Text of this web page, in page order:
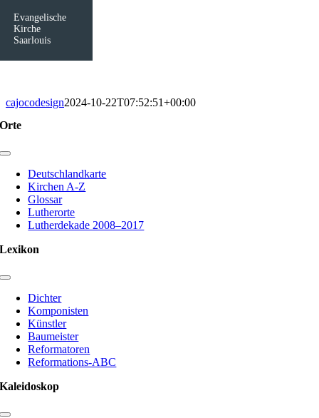
Evangelische
Kirche
Saarlouis
cajocodesign2024-10-22T07:52:51+00:00
Orte
Toggle
NavigationDeutschlandkarte
Kirchen A-Z
Glossar
Lutherorte
Lutherdekade 2008–2017
Lexikon
Toggle
Navigation
Dichter
Komponisten
Künstler
Baumeister
Reformatoren
Reformations-ABC
Kaleidoskop